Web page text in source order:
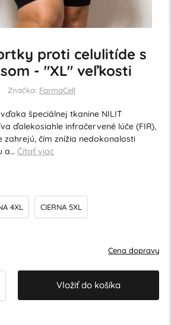
proti celulitíde s
- "XL" veľkosti
Značka: FarmaCell
špeciálnej tkanine NILIT
ďalekosiahle infračervené lúče (FIR),
čím znížia nedokonalosti
a… Čítať viac
4XL CIERNA 5XL
Cena dopravy
Vložiť do košíka